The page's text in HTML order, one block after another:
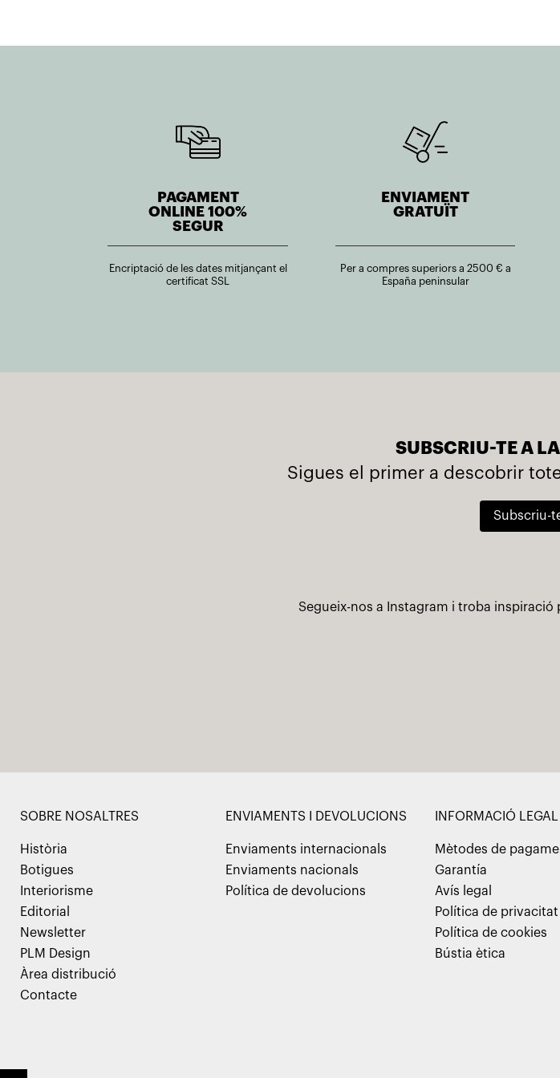
PAGAMENT
ONLINE 100%
SEGUR
Encriptació de les dates mitjançant el
certificat SSL
ENVIAMENT
GRATUÏT
Per a compres superiors a 2500 € a
España peninsular
SUBSCRIU-TE A
Sigues el primer a descobrir
Subscriu-
Segueix-nos a Instagram i troba inspiració
SOBRE NOSALTRES
Història
Botigues
Interiorisme
Editorial
Newsletter
PLM Design
Àrea distribució
Contacte
ENVIAMENTS I DEVOLUCIONS
Enviaments internacionals
Enviaments nacionals
Política de devolucions
INFORMACIÓ LEGAL
Mètodes de
Garantía
Avís legal
Política de privacitat
Política de cookies
Bústia ètica